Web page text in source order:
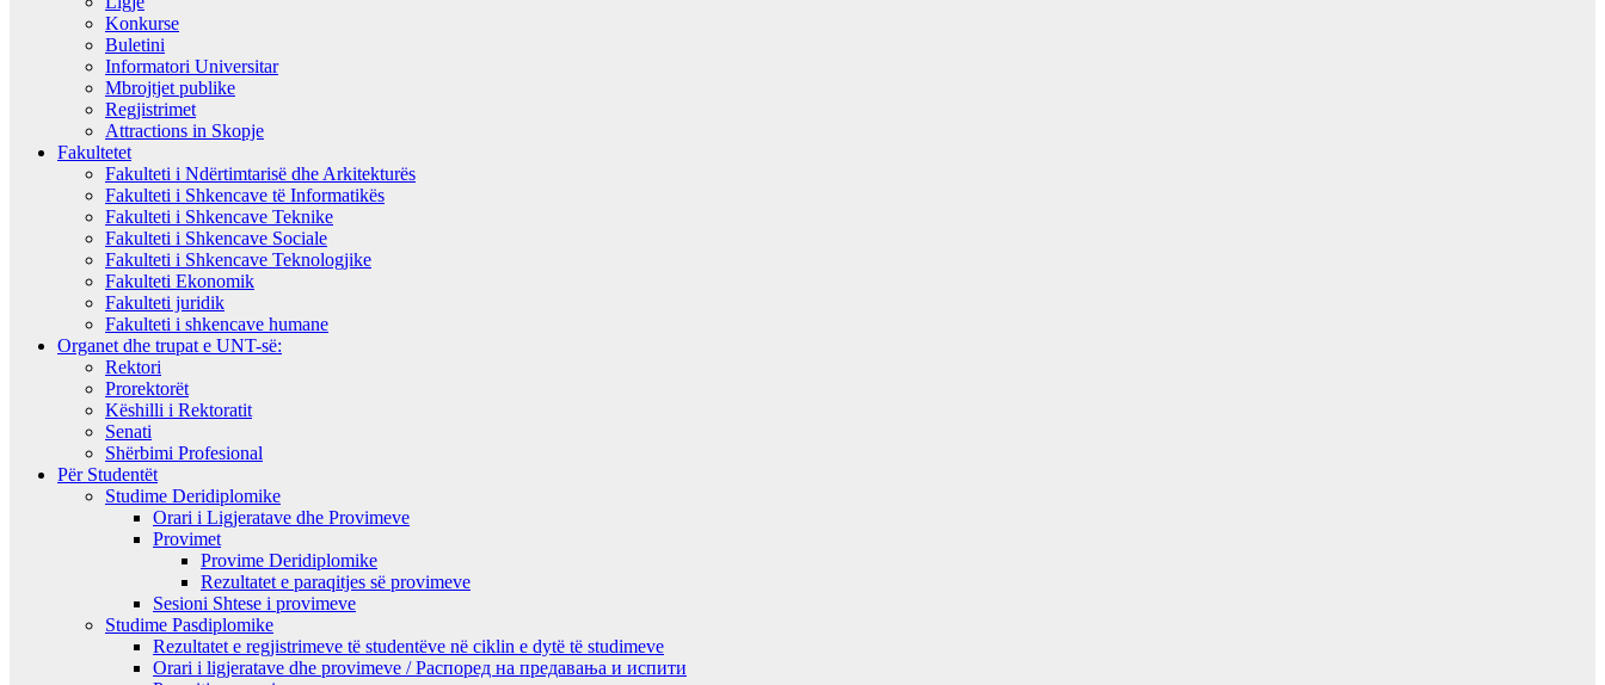
Konkurse
Buletini
Informatori Universitar
Mbrojtjet publike
Regjistrimet
Attractions in Skopje
Fakultetet
Fakulteti i Ndërtimtarisë dhe Arkitekturës
Fakulteti i Shkencave të Informatikës
Fakulteti i Shkencave Teknike
Fakulteti i Shkencave Sociale
Fakulteti i Shkencave Teknologjike
Fakulteti Ekonomik
Fakulteti juridik
Fakulteti i shkencave humane
Organet dhe trupat e UNT-së:
Rektori
Prorektorët
Këshilli i Rektoratit
Senati
Shërbimi Profesional
Për Studentët
Studime Deridiplomike
Orari i Ligjeratave dhe Provimeve
Provimet
Provime Deridiplomike
Rezultatet e paraqitjes së provimeve
Sesioni Shtese i provimeve
Studime Pasdiplomike
Rezultatet e regjistrimeve të studentëve në ciklin e dytë të studimeve
Orari i ligjeratave dhe provimeve / Распоред на предавањa и испити